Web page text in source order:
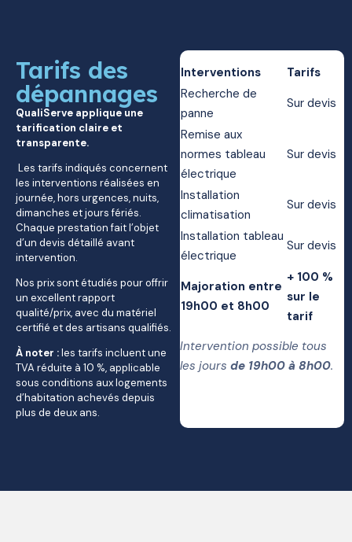
Tarifs des
dépannages
QualiServe applique une
tarification claire et
transparente.
Les tarifs indiqués concernent
les interventions réalisées en
journée, hors urgences, nuits,
dimanches et jours fériés.
Chaque prestation fait l’objet
d’un devis détaillé avant
intervention.
Nos prix sont étudiés pour offrir
un excellent rapport
qualité/prix, avec du matériel
certifié et des artisans qualifiés.
À noter :les tarifs incluent une
TVA réduite à 10 %, applicable
sous conditions aux logements
d’habitation achevés depuis
plus de deux ans.
Interventions
Tarifs
Recherche de
panne
Sur devis
Remise aux
normes tableau
électrique
Sur devis
Installation
climatisation
Sur devis
Installation tableau
électrique
Sur devis
Majoration entre
19h00 et 8h00
+ 100 %
sur le
tarif
Intervention possible tous
les joursde 19h00 à 8h00.